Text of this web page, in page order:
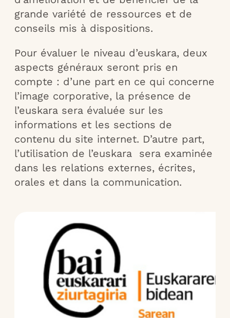
grande variété de ressources et de
conseils mis à dispositions.
Pour évaluer le niveau d’euskara, deux
aspects généraux seront pris en
compte : d’une part en ce qui concerne
l’image corporative, la présence de
l’euskara sera évaluée sur les
informations et les sections de
contenu du site internet. D’autre part,
l’utilisation de l’euskara sera examinée
dans les relations externes, écrites,
orales et dans la communication.